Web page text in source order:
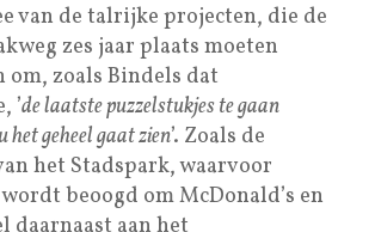
van de talrijke projecten, die de
zes jaar plaats moeten
om, zoals Bindels dat
’de laatste puzzelstukjes te gaan
het geheel gaat zien’. Zoals de
het Stadspark, waarvoor
beoogd om McDonald’s en